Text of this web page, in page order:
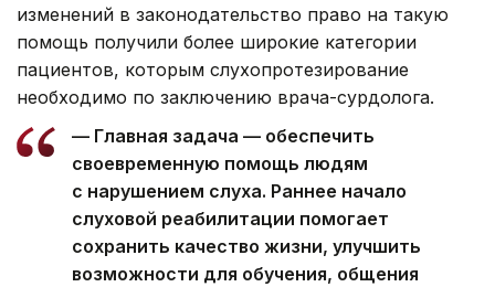
изменений в законодательство право на такую
помощь получили более широкие категории
пациентов, которым слухопротезирование
необходимо по заключению врача-сурдолога.
— Главная задача — обеспечить
своевременную помощь людям
с нарушением слуха. Раннее начало
слуховой реабилитации помогает
сохранить качество жизни, улучшить
возможности для обучения, общения